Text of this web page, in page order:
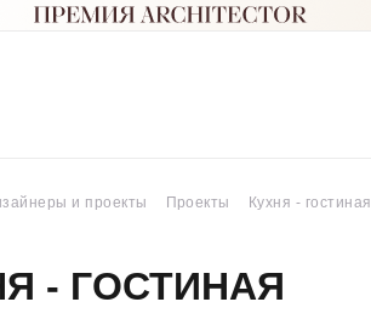
и проекты Проекты Кухня - гостиная
- ГОСТИНАЯ